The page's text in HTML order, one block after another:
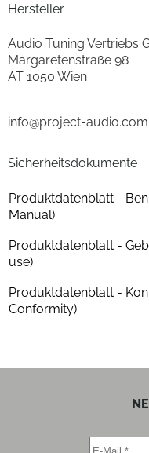
Gehäuseeigenschaften
Gewicht (kg)
Plattentellermaterial
Laufwerk
Hersteller
Audio Tuning Vertriebs
Margaretenstraße 98
AT 1050 Wien
info@project-audio.com
Sicherheitsdokumente
Produktdatenblatt -
Manual)
Produktdatenblatt -
use)
Produktdatenblatt -
Conformity)